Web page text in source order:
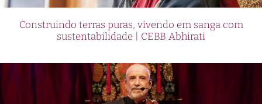
Construindo terras puras, vivendo em sanga com
sustentabilidade | CEBB Abhirati